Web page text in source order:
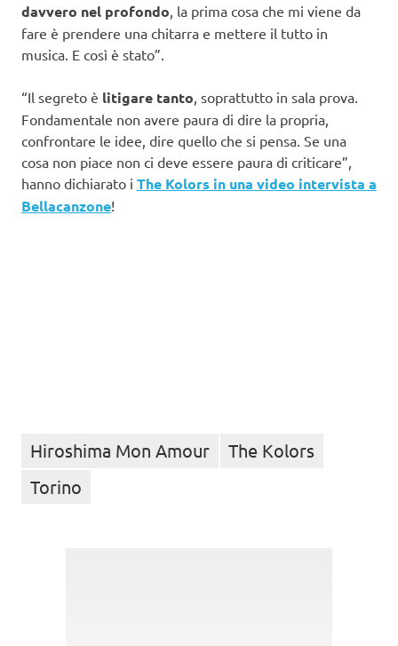
davvero nel profondo , la prima cosa che mi viene da
fare è prendere una chitarra e mettere il tutto in
musica. E così è stato”.
“Il segreto è litigare tanto , soprattutto in sala prova.
Fondamentale non avere paura di dire la propria,
confrontare le idee, dire quello che si pensa. Se una
cosa non piace non ci deve essere paura di criticare”,
hanno dichiarato i The Kolors in una video intervista a
Bellacanzone!
Hiroshima Mon Amour
The Kolors
Torino